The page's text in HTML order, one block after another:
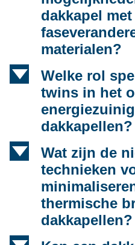
dakkapel met
materialen?
d
Welke rol
twins in het
dakkapellen?
d
Wat zijn de
technieken
thermische
dakkapellen?